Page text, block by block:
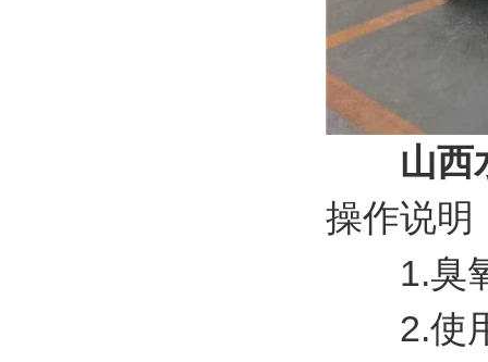
山西
操作说明
1.臭氧
2.使用